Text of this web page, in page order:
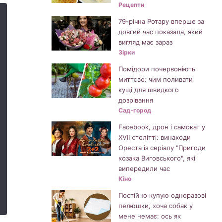
Рецепти
79-річна Ротару вперше за
довгий час показала, який
вигляд має зараз
Зірки
Помідори почервоніють
миттєво: чим поливати
кущі для швидкого
дозрівання
Сад-город
Facebook, дрон і самокат у
XVII столітті: винаходи
Ореста із серіалу "Пригоди
козака Виговського", які
випередили час
Кіно
Постійно купую одноразові
пелюшки, хоча собак у
мене немає: ось як